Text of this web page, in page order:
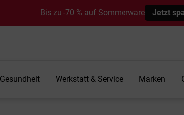
Bis zu -70 % auf Sommerware Jetzt
Gesundheit Werkstatt & Service Marken